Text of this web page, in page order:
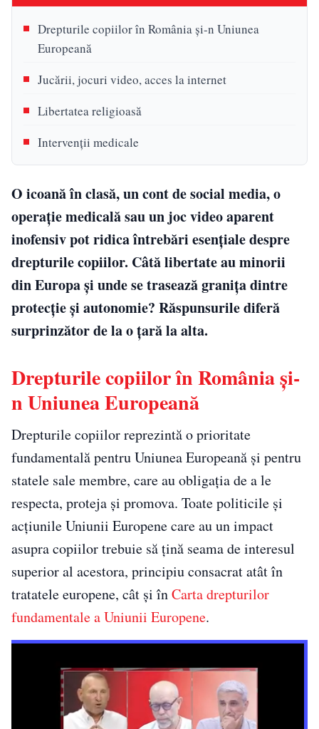
Drepturile copiilor în România și-n Uniunea
Europeană
Jucării, jocuri video, acces la internet
Libertatea religioasă
Intervenții medicale
O icoană în clasă, un cont de social media, o
operație medicală sau un joc video aparent
inofensiv pot ridica întrebări esențiale despre
drepturile copiilor. Câtă libertate au minorii
din Europa și unde se trasează granița dintre
protecție și autonomie? Răspunsurile diferă
surprinzător de la o țară la alta.
Drepturile copiilor în România și-
n Uniunea Europeană
Drepturile copiilor reprezintă o prioritate
fundamentală pentru Uniunea Europeană și pentru
statele sale membre, care au obligația de a le
respecta, proteja și promova. Toate politicile și
acțiunile Uniunii Europene care au un impact
asupra copiilor trebuie să țină seama de interesul
superior al acestora, principiu consacrat atât în
tratatele europene, cât și înCarta drepturilor
fundamentale a Uniunii Europene.